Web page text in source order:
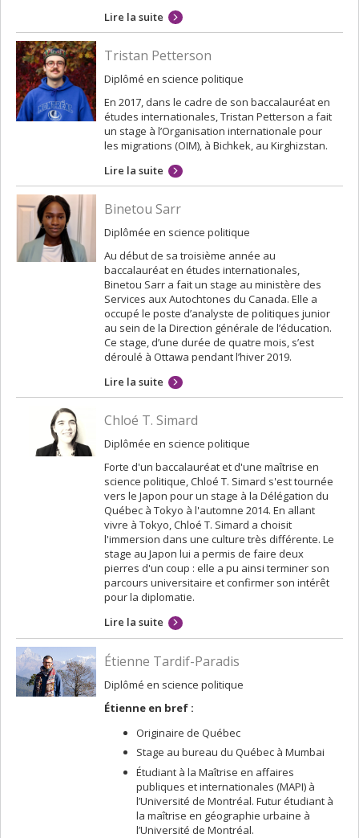
Lire la suite
Tristan Petterson
Diplômé en science politique
En 2017, dans le cadre de son baccalauréat en
études internationales, Tristan Petterson a fait
un stage à l’Organisation internationale pour
les migrations (OIM), à Bichkek, au Kirghizstan.
Lire la suite
Binetou Sarr
Diplômée en science politique
Au début de sa troisième année au
baccalauréat en études internationales,
Binetou Sarr a fait un stage au ministère des
Services aux Autochtones du Canada. Elle a
occupé le poste d’analyste de politiques junior
au sein de la Direction générale de l’éducation.
Ce stage, d’une durée de quatre mois, s’est
déroulé à Ottawa pendant l’hiver 2019.
Lire la suite
Chloé T. Simard
Diplômée en science politique
Forte d'un baccalauréat et d'une maîtrise en
science politique, Chloé T. Simard s'est tournée
vers le Japon pour un stage à la Délégation du
Québec à Tokyo à l'automne 2014. En allant
vivre à Tokyo, Chloé T. Simard a choisit
l'immersion dans une culture très différente. Le
stage au Japon lui a permis de faire deux
pierres d'un coup : elle a pu ainsi terminer son
parcours universitaire et confirmer son intérêt
pour la diplomatie.
Lire la suite
Étienne Tardif-Paradis
Diplômé en science politique
Étienne en bref :
Originaire de Québec
Stage au bureau du Québec à Mumbai
Étudiant à la Maîtrise en affaires
publiques et internationales (MAPI) à
l’Université de Montréal. Futur étudiant à
la maîtrise en géographie urbaine à
l’Université de Montréal.